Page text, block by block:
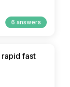
6 answers
fast